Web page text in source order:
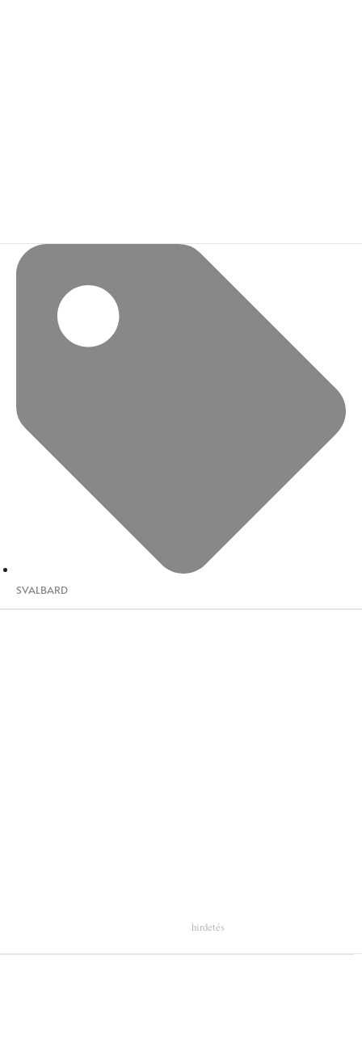
SVALBARD